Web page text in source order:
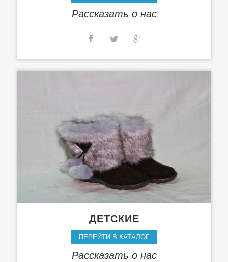
Рассказать о нас
ДЕТСКИЕ
ПЕРЕЙТИ В КАТАЛОГ
Рассказать о нас